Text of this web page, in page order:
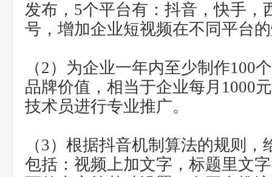
发布，5个平台有：抖音，快手，
号，增加企业短视频在不同平台
（2）为企业一年内至少制作100
品牌价值，相当于企业每月1000
技术员进行专业推广。
（3）根据抖音机制算法的规则
包括：视频上加文字，标题里文